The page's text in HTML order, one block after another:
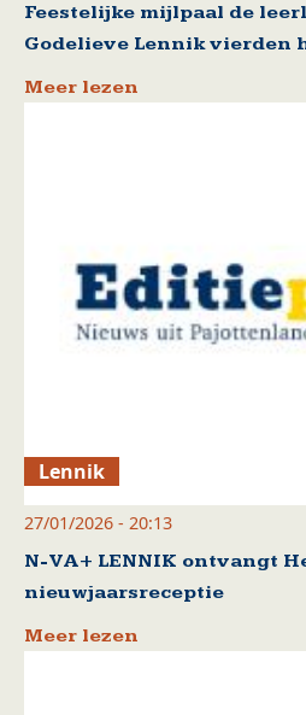
Feestelijke mijlpaal de
Godelieve Lennik vierden
Meer lezen
Lennik
27/01/2026 - 20:13
N-VA+ LENNIK ontvangt
nieuwjaarsreceptie
Meer lezen